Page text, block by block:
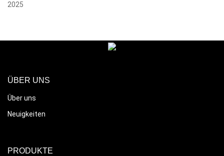
2025
ÜBER UNS
Über uns
Neuigkeiten
PRODUKTE